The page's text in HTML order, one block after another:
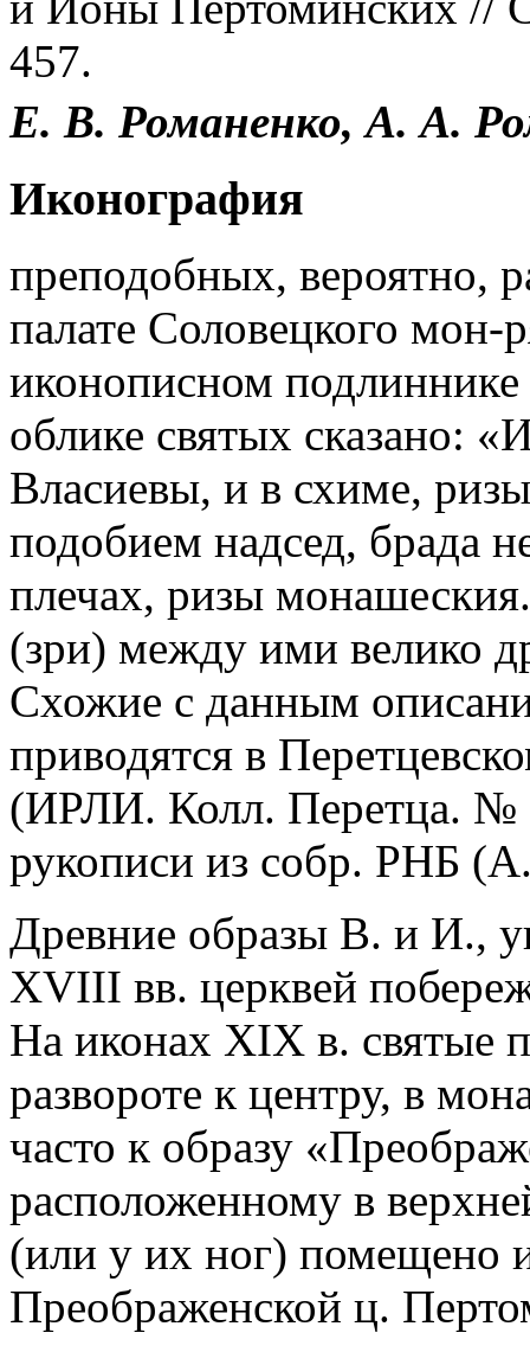
457.
Е. В. Романенко, А. А.
Иконография
преподобных, вероятно,
палате Соловецкого
иконописном
облике святых сказано:
Власиевы, и в схиме,
подобием надсед, брада
плечах, ризы
(зри) между ими велико
Схожие с данным
приводятся в
(ИРЛИ. Колл. Перетца. №
рукописи из собр. РНБ
Древние образы В. и И.,
ХVIII вв. церквей
На иконах XIX в. святые
развороте к центру, в
часто к образу
расположенному в
(или у их ног) помещено
Преображенской ц.